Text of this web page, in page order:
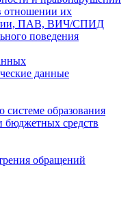
отношении их
ПАВ, ВИЧ/СПИД
поведения
данные
системе образования
бюджетных средств
обращений